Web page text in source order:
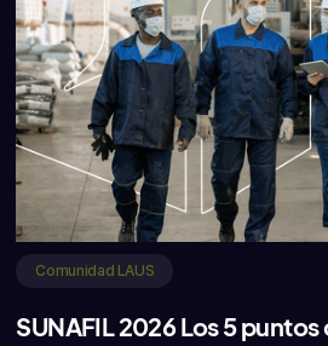
Comunidad LAUS
SUNAFIL 2026 Los 5